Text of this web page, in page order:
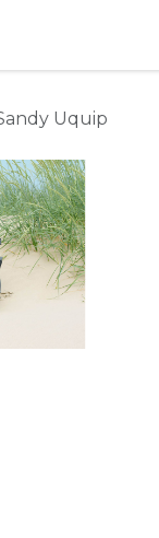
Uquip